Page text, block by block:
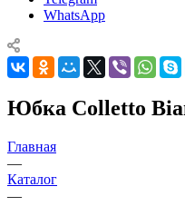
WhatsApp
Юбка Colletto
Главная
—
Каталог
—